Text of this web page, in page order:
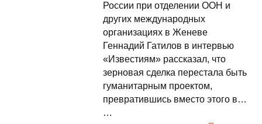
России при отделении ООН и
других международных
организациях в Женеве
Геннадий Гатилов в интервью
«Известиям» рассказал, что
зерновая сделка перестала быть
гуманитарным проектом,
превратившись вместо этого в…
…